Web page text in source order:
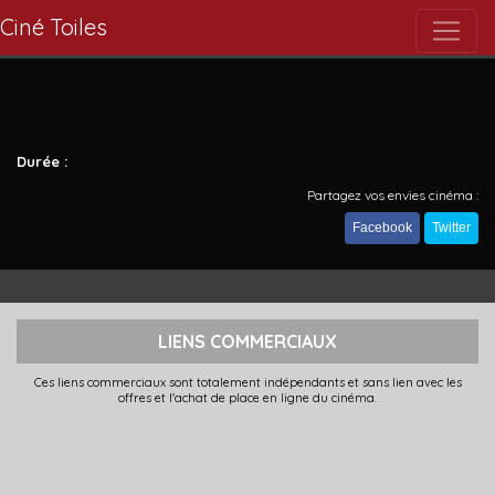
Ciné Toiles
Durée :
Partagez vos envies cinéma :
Facebook Twitter
LIENS COMMERCIAUX
Ces liens commerciaux sont totalement indépendants et sans lien avec les
offres et l'achat de place en ligne du cinéma.